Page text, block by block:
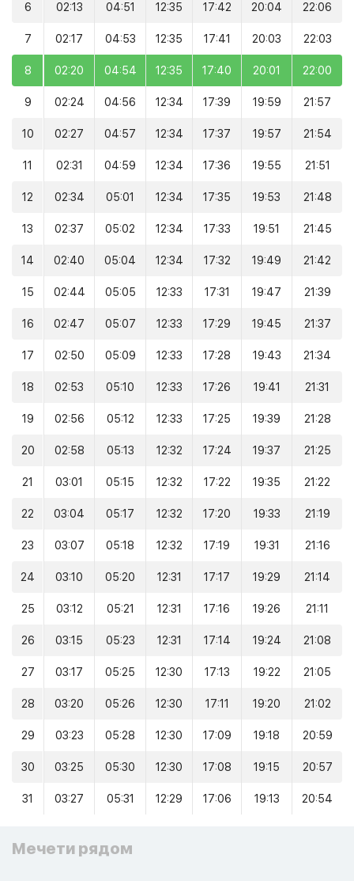
6 02:13 04:51 12:35 17:42 20:04 22:06
7 02:17 04:53 12:35 17:41 20:03 22:03
8 02:20 04:54 12:35 17:40 20:01 22:00
9 02:24 04:56 12:34 17:39 19:59 21:57
10 02:27 04:57 12:34 17:37 19:57 21:54
11 02:31 04:59 12:34 17:36 19:55 21:51
12 02:34 05:01 12:34 17:35 19:53 21:48
13 02:37 05:02 12:34 17:33 19:51 21:45
14 02:40 05:04 12:34 17:32 19:49 21:42
15 02:44 05:05 12:33 17:31 19:47 21:39
16 02:47 05:07 12:33 17:29 19:45 21:37
17 02:50 05:09 12:33 17:28 19:43 21:34
18 02:53 05:10 12:33 17:26 19:41 21:31
19 02:56 05:12 12:33 17:25 19:39 21:28
20 02:58 05:13 12:32 17:24 19:37 21:25
21 03:01 05:15 12:32 17:22 19:35 21:22
22 03:04 05:17 12:32 17:20 19:33 21:19
23 03:07 05:18 12:32 17:19 19:31 21:16
24 03:10 05:20 12:31 17:17 19:29 21:14
25 03:12 05:21 12:31 17:16 19:26 21:11
26 03:15 05:23 12:31 17:14 19:24 21:08
27 03:17 05:25 12:30 17:13 19:22 21:05
28 03:20 05:26 12:30 17:11 19:20 21:02
29 03:23 05:28 12:30 17:09 19:18 20:59
30 03:25 05:30 12:30 17:08 19:15 20:57
31 03:27 05:31 12:29 17:06 19:13 20:54
Мечети рядом